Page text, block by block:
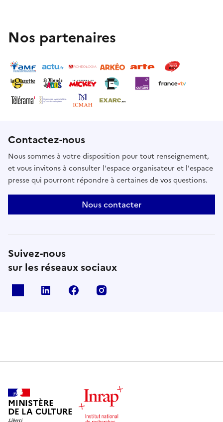
Nos partenaires
Contactez-nous
Nous sommes à votre disposition pour tout renseignement,
et vous invitons à consulter l'espace organisateur et l'espace
presse qui pourront répondre à certaines de vos questions.
Nous contacter
Suivez-nous
sur les réseaux sociaux
Linkedin Facebook
MINISTÈRE
DE LA CULTURE